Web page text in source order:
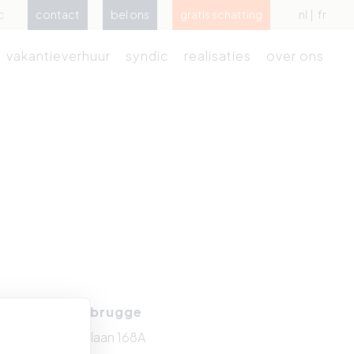
contact bel ons gratis schatting nl fr
vakantieverhuur syndic realisaties over ons
Zeebrugge
Kustlaan 168A